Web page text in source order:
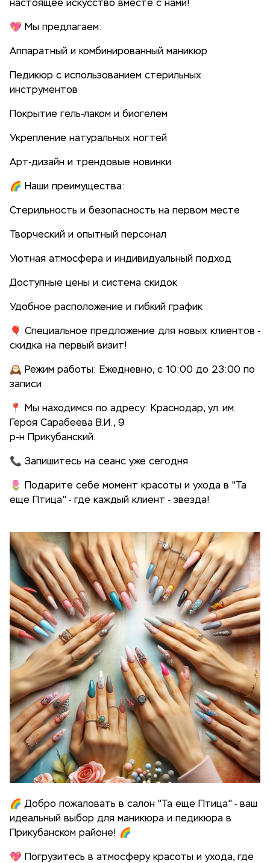
настоящее искусство вместе с нами!
💖 Мы предлагаем:
Аппаратный и комбинированный маникюр
Педикюр с использованием стерильных
инструментов
Покрытие гель-лаком и биогелем
Укрепление натуральных ногтей
Арт-дизайн и трендовые новинки
🌈 Наши преимущества:
Стерильность и безопасность на первом месте
Творческий и опытный персонал
Уютная атмосфера и индивидуальный подход
Доступные цены и система скидок
Удобное расположение и гибкий график
🎈 Специальное предложение для новых клиентов -
скидка на первый визит!
🕰 Режим работы: Ежедневно, с 10:00 до 23:00 по
записи
📍 Мы находимся по адресу: Краснодар, ул. им.
Героя Сарабеева В.И., 9
р-н Прикубанский.
📞 Запишитесь на сеанс уже сегодня
🌷 Подарите себе момент красоты и ухода в "Та
еще Птица" - где каждый клиент - звезда!
🌈 Добро пожаловать в салон "Та еще Птица" - ваш
идеальный выбор для маникюра и педикюра в
Прикубанском районе! 🌈
💖 Погрузитесь в атмосферу красоты и ухода, где